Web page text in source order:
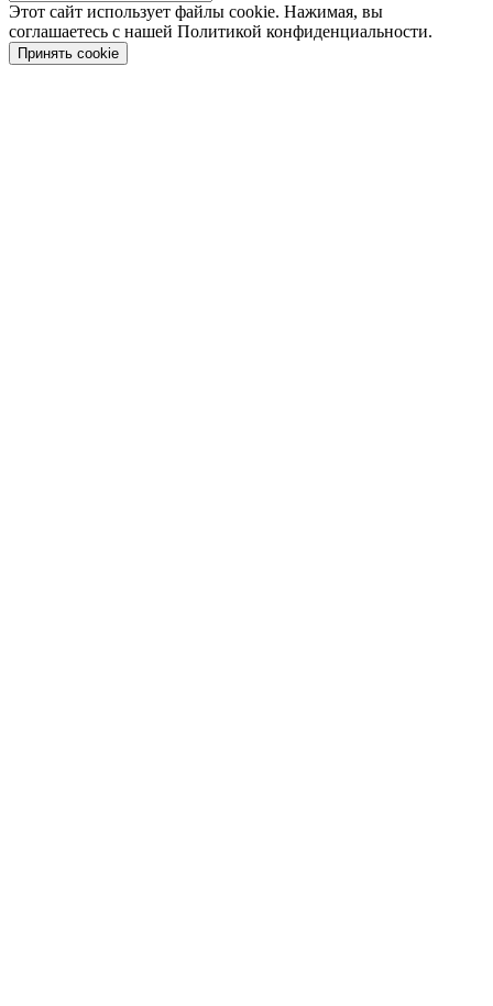
Этот сайт использует файлы cookie. Нажимая, вы
соглашаетесь с нашей Политикой конфиденциальности.
Принять cookie